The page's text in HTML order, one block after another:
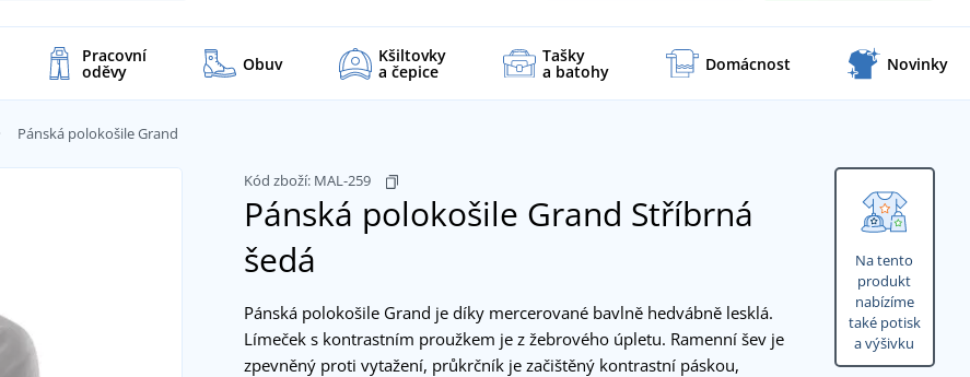
Pracovní
oděvy Obuv Kšiltovky
a čepice
Tašky
a batohy Domácnost Novinky
Pánská polokošile Grand
Na tento
produkt
nabízíme
také potisk
a výšivku
Kód zboží: MAL-259
Pánská polokošile Grand Stříbrná
šedá
Pánská polokošile Grand je díky mercerované bavlně hedvábně lesklá.
Límeček s kontrastním proužkem je z žebrového úpletu. Ramenní šev je
zpevněný proti vytažení, průkrčník je začištěný kontrastní páskou,